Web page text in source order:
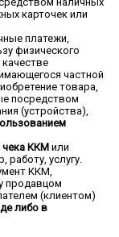
карточек или
платежи,
физического
частной
товара,
посредством
(устройства),
ККМили
работу, услугу.
ККМ,
продавцом
(клиентом)
либо в